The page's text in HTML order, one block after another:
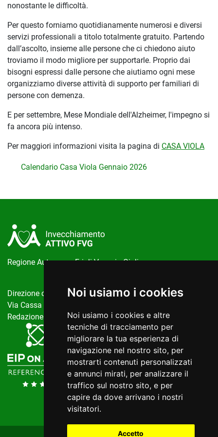
Noi usiamo i cookies
Noi usiamo i cookies e altre
tecniche di tracciamento per
migliorare la tua esperienza di
navigazione nel nostro sito, per
mostrarti contenuti personalizzati
e annunci mirati, per analizzare il
traffico sul nostro sito, e per
capire da dove arrivano i nostri
visitatori.
Accetto
nonostante le difficoltà.
Per questo forniamo quotidianamente numerosi e diversi
servizi professionali a titolo totalmente gratuito. Partendo
dall’ascolto, insieme alle persone che ci chiedono aiuto
troviamo il modo migliore per supportarle. Proprio dai
bisogni espressi dalle persone che aiutiamo ogni mese
organizziamo diverse attività di supporto per familiari di
persone con demenza.
E per settembre, Mese Mondiale dell'Alzheimer, l'impegno si
fa ancora più intenso.
Per maggiori informazioni visita la pagina di CASA VIOLA
Calendario Casa Viola Gennaio 2026
Regione Autonoma Friuli Venezia Giulia
Direzione centrale salute, politiche sociali e disabilità
Via Cassa di Risparmio, 10 Trieste
Redazione del portale:invecchiamentoattivo@regione.fvg.it